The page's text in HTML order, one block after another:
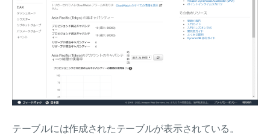
テーブルには作成されたテーブルが表示されている。